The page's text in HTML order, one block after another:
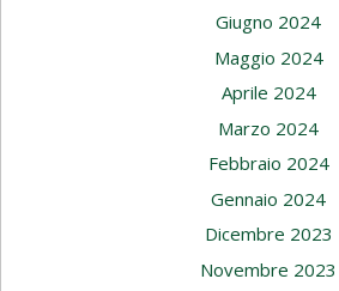
Giugno 2024
Maggio 2024
Aprile 2024
Marzo 2024
Febbraio 2024
Gennaio 2024
Dicembre 2023
Novembre 2023